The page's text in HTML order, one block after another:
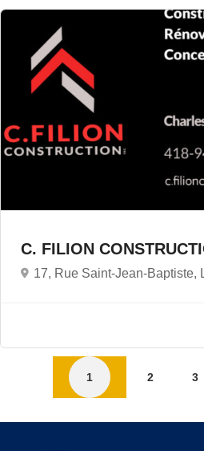
C. FILION
17, Rue Saint-Jean-Baptiste,
1 2 3